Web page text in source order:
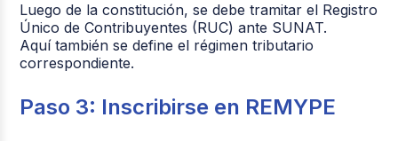
Luego de la constitución, se debe tramitar el Registro
Único de Contribuyentes (RUC) ante SUNAT.
Aquí también se define el régimen tributario
correspondiente.
Paso 3: Inscribirse en REMYPE